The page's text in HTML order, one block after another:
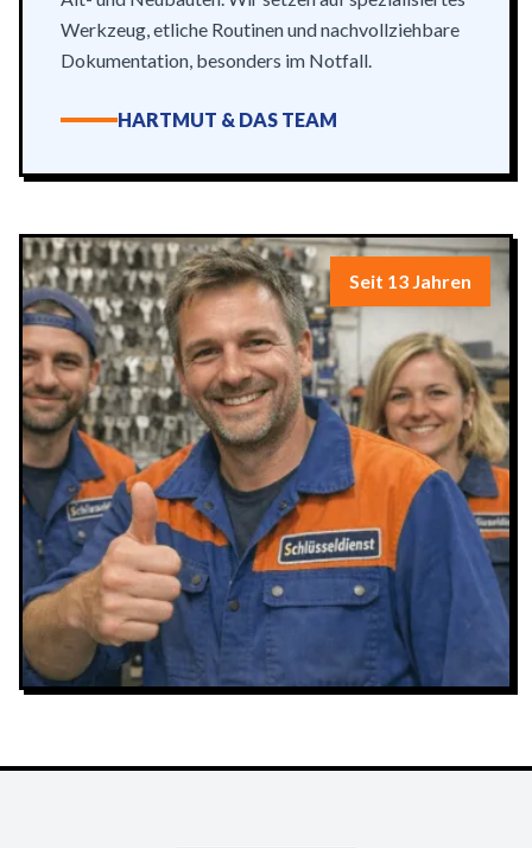
Werkzeug, etliche Routinen und nachvollziehbare
Dokumentation, besonders im Notfall.
HARTMUT & DAS TEAM
Seit 13 Jahren